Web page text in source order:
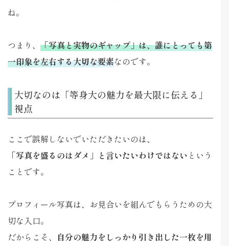
ね。
つまり、 「写真と実物のギャップ」は、誰にとっても第
一印象を左右する大切な要素なのです。
大切なのは「等身大の魅力を最大限に伝える」
視点
ここで誤解しないでいただきたいのは、
「写真を盛るのはダメ」と言いたいわけではない という
ことです。
プロフィール写真は、お見合いを組んでもらうための大
切な入口。
だからこそ、
自分の魅力をしっかり引き出した一枚を用